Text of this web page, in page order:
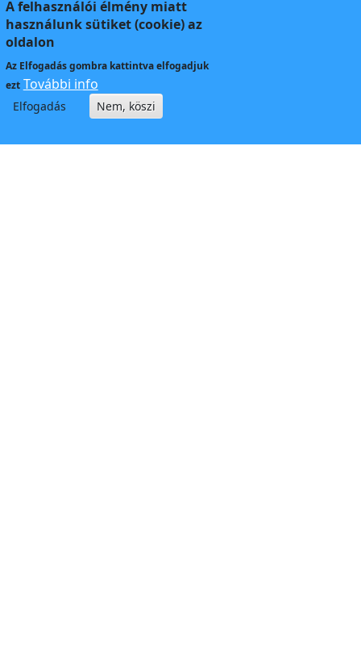
A felhasználói élmény miatt
használunk sütiket (cookie) az
oldalon
Az Elfogadásgombra kattintva elfogadjuk
ezt További info
Elfogadás Nem, köszi